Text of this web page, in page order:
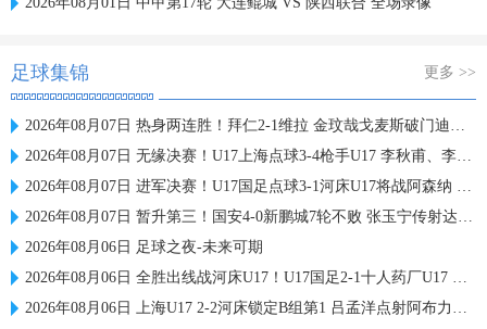
足球集锦 更多 >>
2026年08月07日 热身两连胜！拜仁2-1维拉 金玟哉戈麦斯破门迪亚斯替补建功
2026年08月07日 无缘决赛！U17上海点球3-4枪手U17 李秋甫、李文博失点王启戎扑点
2026年08月07日 进军决赛！U17国足点球3-1河床U17将战阿森纳 江宇涵替补两扑点
2026年08月07日 暂升第三！国安4-0新鹏城7轮不败 张玉宁传射达万双响法比奥破门
2026年08月06日 足球之夜-未来可期
2026年08月06日 全胜出线战河床U17！U17国足2-1十人药厂U17 赵松源登场1分钟传射
2026年08月06日 上海U17 2-2河床锁定B组第1 吕孟洋点射阿布力米破门 将战A组第2